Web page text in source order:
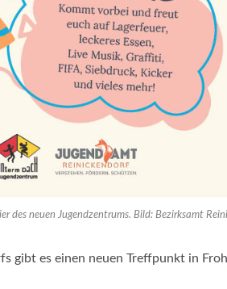
des neuen Jugendzentrums. Bild: Bezirksamt
gibt es einen neuen Treffpunkt in